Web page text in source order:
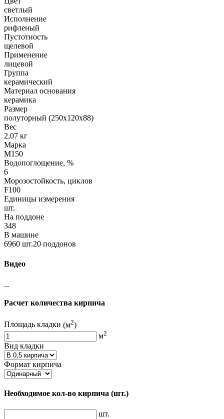
светлый
Исполнение
рифленый
Пустотность
щелевой
Применение
лицевой
Группа
керамический
Материал основания
керамика
Размер
полуторный (250х120х88)
Вес
2,07 кг
Марка
М150
Водопоглощение, %
6
Морозостойкость, циклов
F100
Единицы измерения
шт.
На поддоне
348
В машине
6960 шт.20 поддонов
Видео
Расчет количества кирпича
Площадь кладки (м2)
м2
Вид кладки
Формат кирпича
Необходимое кол-во кирпича (шт.)
шт.